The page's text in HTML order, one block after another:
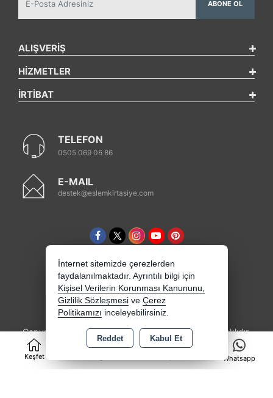
Keşfet
0
Whatsapp
ABONE OL
ALIŞVERİŞ
HİZMETLER
İRTİBAT
TELEFON
0505 069 06 86
E-MAIL
destek@eslemkirtasiye.com
Copyright 2026 eslemkirtasiye.com - Tüm hakları saklıdır.
Kredi kartı bilgileriniz 256bit SSL sertifikası ile
korunmaktadır.
İnternet sitemizde çerezlerden
faydalanılmaktadır. Ayrıntılı bilgi için
Kişisel Verilerin Korunması Kanununu,
Gizlilik Sözleşmesi ve Çerez
Politikamızı inceleyebilirsiniz.
Reddet Kabul Et